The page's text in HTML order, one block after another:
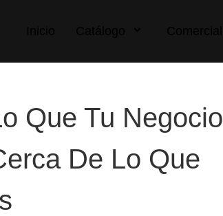
Que Tu Negocio
De Lo Que